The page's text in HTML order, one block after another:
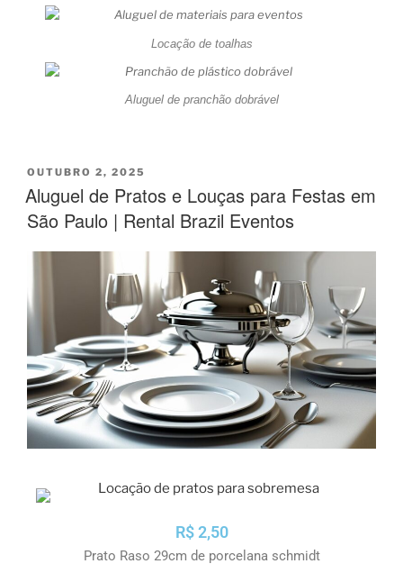
Locação de toalhas
Aluguel de pranchão dobrável
OUTUBRO 2, 2025
Aluguel de Pratos e Louças para Festas em
São Paulo | Rental Brazil Eventos
R$ 2,50
Prato Raso 29cm de porcelana schmidt